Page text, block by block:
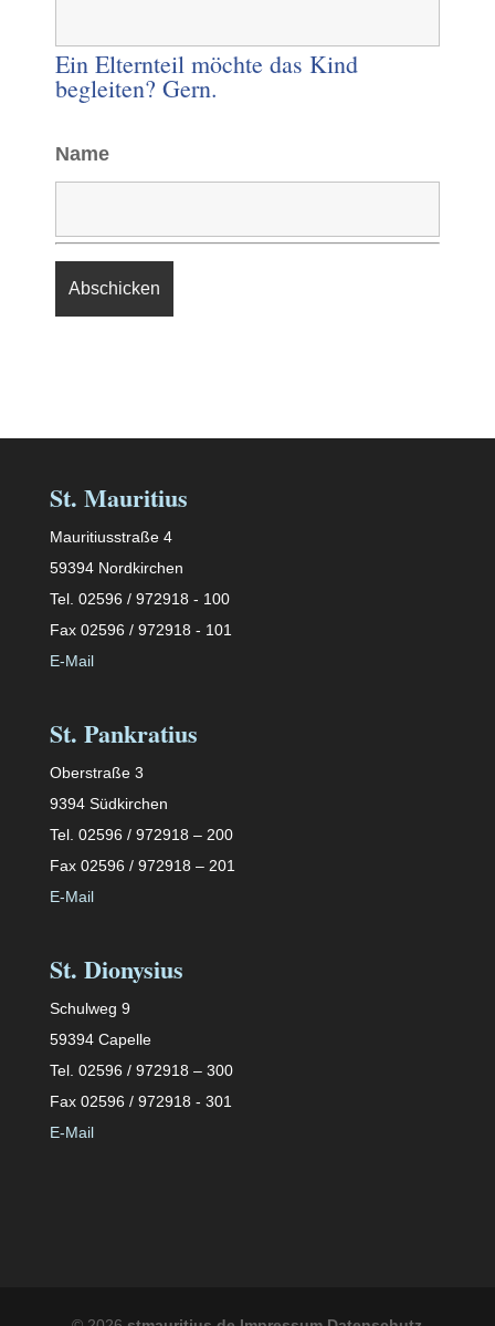
Ein Elternteil möchte das Kind
begleiten? Gern.
Name
St. Mauritius
Mauritiusstraße 4
59394 Nordkirchen
Tel. 02596 / 972918 - 100
Fax 02596 / 972918 - 101
E-Mail
St. Pankratius
Oberstraße 3
9394 Südkirchen
Tel. 02596 / 972918 – 200
Fax 02596 / 972918 – 201
E-Mail
St. Dionysius
Schulweg 9
59394 Capelle
Tel. 02596 / 972918 – 300
Fax 02596 / 972918 - 301
E-Mail